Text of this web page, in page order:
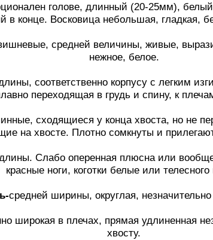
голове, длинный (20-25мм),
в конце. Восковица небольшая, гладкая,
средней величины, живые,
нежное, белое.
соответственно корпусу с легким
переходящая в грудь и спину, к
сходящиеся у конца хвоста, но не
на хвосте. Плотно сомкнуты и
Слабо оперенная плюсна или
красные ноги, коготки белые или телесного
средней ширины, округлая,
широкая в плечах, прямая удлиненная
хвосту.